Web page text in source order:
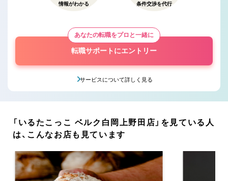
情報がわかる 条件交渉を代行
あなたの転職をプロと一緒に
転職サポートにエントリー
サービスについて詳しく見る
「いるたこっこ ベルク白岡上野田店」を見ている人
は、こんなお店も見ています